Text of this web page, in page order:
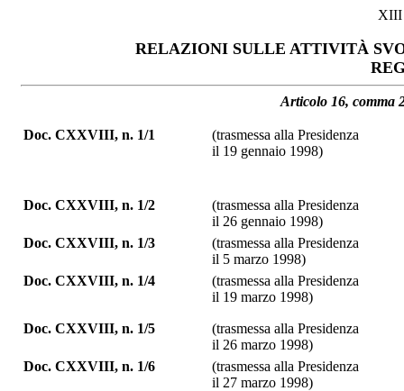
XIII
RELAZIONI SULLE ATTIVITÀ
Articolo 16, comma
Doc. CXXVIII, n. 1/1
(trasmessa alla Presidenza
il 19 gennaio 1998)
Doc. CXXVIII, n. 1/2
(trasmessa alla Presidenza
il 26 gennaio 1998)
Doc. CXXVIII, n. 1/3
(trasmessa alla Presidenza
il 5 marzo 1998)
Doc. CXXVIII, n. 1/4
(trasmessa alla Presidenza
il 19 marzo 1998)
Doc. CXXVIII, n. 1/5
(trasmessa alla Presidenza
il 26 marzo 1998)
Doc. CXXVIII, n. 1/6
(trasmessa alla Presidenza
il 27 marzo 1998)